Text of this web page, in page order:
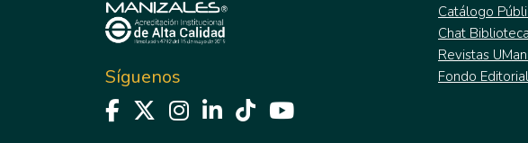
Síguenos
Catálogo
Chat Biblioteca
Revistas
Fondo Editorial